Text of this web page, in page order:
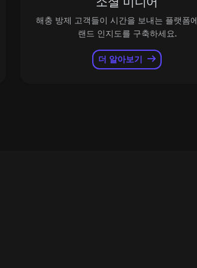
해충 방제 고객들이 시간을 보내는 플랫폼
랜드 인지도를 구축하세요.
더 알아보기